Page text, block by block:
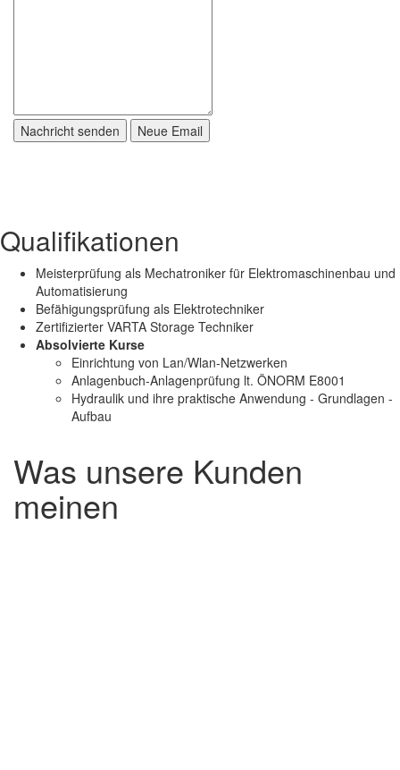
Qualifikationen
Meisterprüfung als Mechatroniker für Elektromaschinenbau und
Automatisierung
Befähigungsprüfung als Elektrotechniker
Zertifizierter VARTA Storage Techniker
Absolvierte Kurse
Einrichtung von Lan/Wlan-Netzwerken
Anlagenbuch-Anlagenprüfung lt. ÖNORM E8001
Hydraulik und ihre praktische Anwendung - Grundlagen -
Aufbau
Was unsere Kunden
meinen